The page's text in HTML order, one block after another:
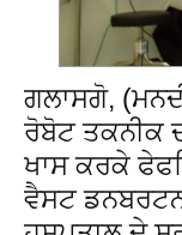
ਗਲਾਸਗੋ,
ਰੋਬੋਟ ਤਕਨੀਕ
ਖਾਸ ਕਰਕੇ
ਵੈਸਟ